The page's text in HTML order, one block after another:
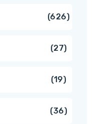
626626
2727
1919
3636